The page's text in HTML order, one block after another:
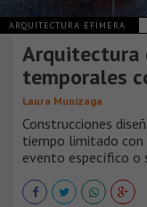
ARQUITECTURA EFÍMERA
Arquitectura
temporales
Laura Munizaga
Construcciones
tiempo limitado con
evento específico o